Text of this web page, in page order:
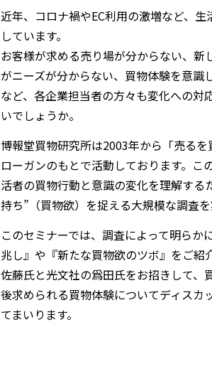
近年、コロナ禍やEC利用の激増など、
しています。
お客様が求める売り場が分からない、新
がニーズが分からない、 買物体験を意識
など、 各企業担当者の方々も変化への対
いでしょうか。
博報堂買物研究所は2003年から「売る
ローガンのもとで活動しております。この
活者の買物行動と意識の変化を理解する
持ち”（買物欲）を捉える大規模な調査
このセミナーでは、調査によって明らか
兆し』や 『新たな買物欲のツボ』をご紹
佐藤氏と光文社の爲田氏をお招きして、
後求められる買物体験についてディスカ
てまいります。